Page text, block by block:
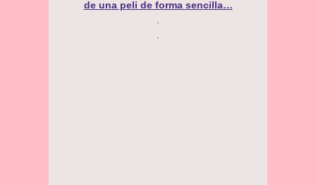
de una peli de forma sencilla…